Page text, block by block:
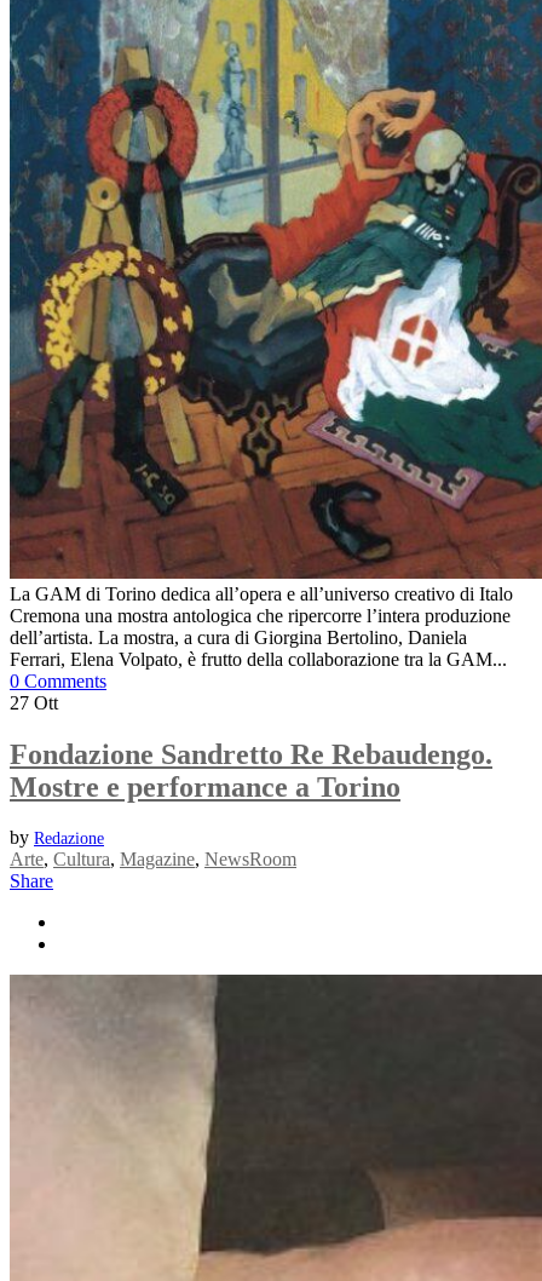
La GAM di Torino dedica all’opera e all’universo creativo di Italo
Cremona una mostra antologica che ripercorre l’intera produzione
dell’artista. La mostra, a cura di Giorgina Bertolino, Daniela
Ferrari, Elena Volpato, è frutto della collaborazione tra la GAM...
0 Comments
27 Ott
Fondazione Sandretto Re Rebaudengo.
Mostre e performance a Torino
by Redazione
Arte, Cultura, Magazine, NewsRoom
Share